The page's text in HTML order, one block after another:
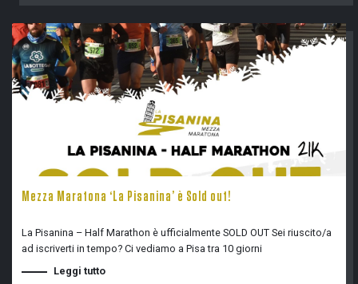
Mezza Maratona ‘La Pisanina’ è Sold out!
La Pisanina – Half Marathon è ufficialmente SOLD OUT Sei riuscito/a
ad iscriverti in tempo? Ci vediamo a Pisa tra 10 giorni
Leggi tutto